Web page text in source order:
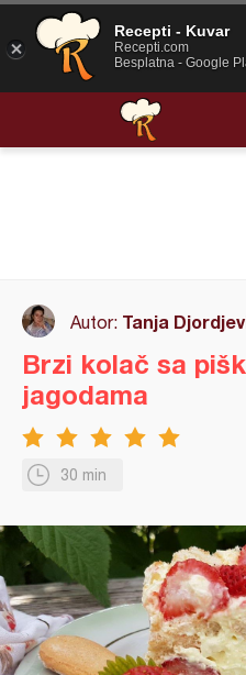
Autor: Tanja
30 min
Brzi kolač sa
jagodama
Recepti - Kuvar
Recepti.com
Besplatna - Google